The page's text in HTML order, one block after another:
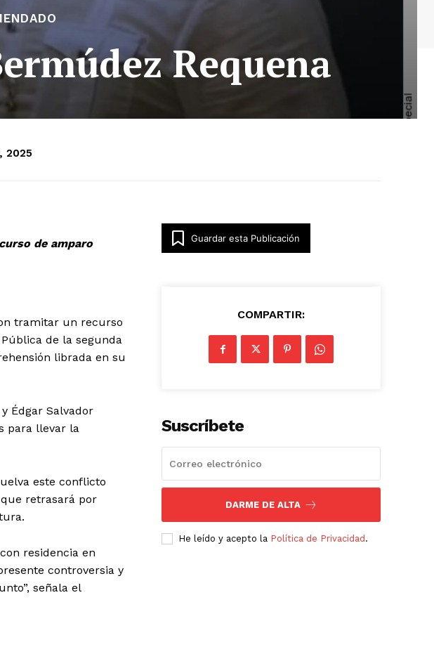
Requena
2025
de amparo
tramitar un recurso
de la segunda
librada en su
Édgar Salvador
para llevar la
este conflicto
retrasará por
residencia en
controversia y
señala el
Guardar esta Publicación
COMPARTIR:
Suscríbete
DARME DE ALTA
He leído y acepto la Política de Privacidad .